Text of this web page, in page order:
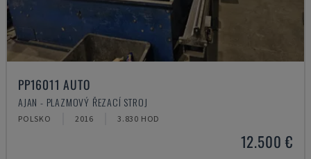
PP16011 AUTO
AJAN - PLAZMOVÝ ŘEZACÍ STROJ
POLSKO 2016 3.830 HOD
12.500 €